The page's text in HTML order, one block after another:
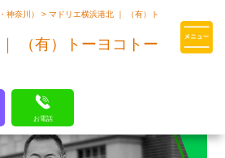
エはLIXILの厳しい基準を
神奈川）>マドリエ横浜港北 ｜ （有）ト
（有）トーヨコトー
お電話